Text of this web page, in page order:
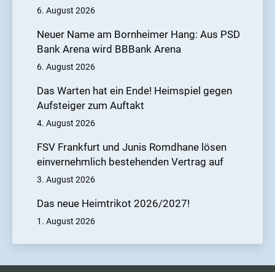
6. August 2026
Neuer Name am Bornheimer Hang: Aus PSD
Bank Arena wird BBBank Arena
6. August 2026
Das Warten hat ein Ende! Heimspiel gegen
Aufsteiger zum Auftakt
4. August 2026
FSV Frankfurt und Junis Romdhane lösen
einvernehmlich bestehenden Vertrag auf
3. August 2026
Das neue Heimtrikot 2026/2027!
1. August 2026